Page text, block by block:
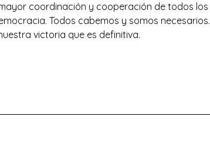
coordinación y cooperación de todos los
Todos cabemos y somos necesarios.
victoria que es definitiva.